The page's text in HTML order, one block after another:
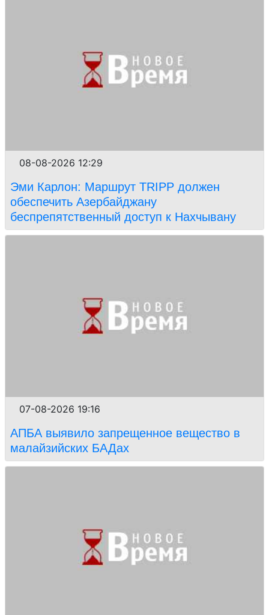
08-08-2026 12:29
Эми Карлон: Маршрут TRIPP должен
обеспечить Азербайджану
беспрепятственный доступ к Нахчывану
07-08-2026 19:16
АПБА выявило запрещенное вещество в
малайзийских БАДах